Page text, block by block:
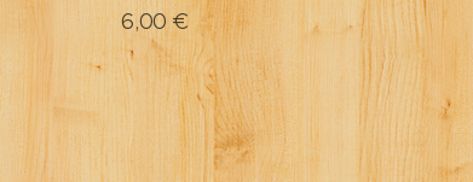
6,00 €